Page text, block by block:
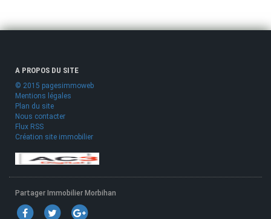
A PROPOS DU SITE
© 2015 pagesimmoweb
Mentions légales
Plan du site
Nous contacter
Flux RSS
Création site immobilier
Partager Immobilier Morbihan